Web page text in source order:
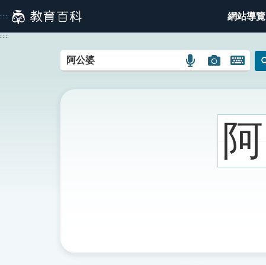
到
主
::: 網站導覽
:::
語
搜
圖
搜
圖
開
鍵
圖
示
阿